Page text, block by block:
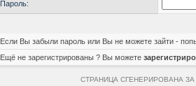
Пароль:
Если Вы забыли пароль или Вы не можете зайти -
Ещё не зарегистрированы ? Вы можете
СТРАНИЦА СГЕНЕРИРОВАНА